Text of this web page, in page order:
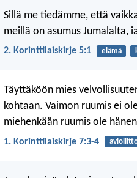
Sillä me tiedämme, että
meillä on asumus Jumalalta,
2. Korinttilaiskirje 5:1 elämä
Täyttäköön mies
kohtaan. Vaimon ruumis ei
miehenkään ruumis ole
1. Korinttilaiskirje 7:3-4